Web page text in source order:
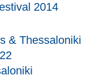
2014
& Thessaloniki